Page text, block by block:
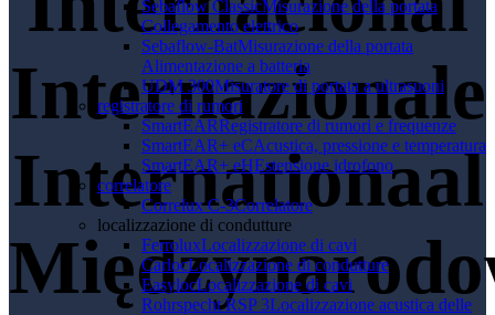
Sebaflow ClassicMisurazione della portata
Collegamento elettrico
Sebaflow-BatMisurazione della portata
Alimentazione a batteria
UDM 300Misuratore di portata a ultrasuoni
registratore di rumori
SmartEARRegistratore di rumori e frequenze
SmartEAR+ eCAcustica, pressione e temperatura
SmartEAR+ eHEstensione idrofono
correlatore
Correlux C-3Correlatore
localizzazione di condutture
FerroluxLocalizzazione di cavi
CarlocLocalizzazione di condutture
EasylocLocalizzazione di cavi
Rohrspecht RSP 3Localizzazione acustica delle
Internazionale
Internationaal